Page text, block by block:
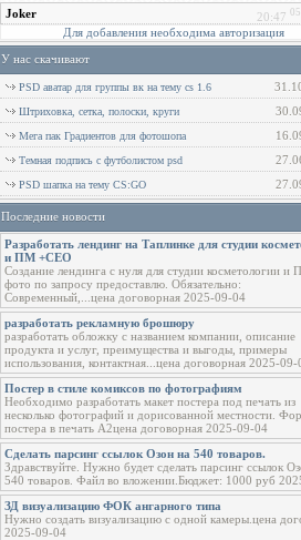
Для добавления необходима авторизация
У нас скачивают
PSD аватар для группы вк на тему cs 1.6
Штриховка, сетка, полоски, круги
Мега пак Градиентов для фотошопа
Темная подпись с футболистом psd
PSD шапка на тему CS:GO
Последние новости
Разработать лендинг на Таплинке для студии
и ПМ +СЕО
Создание лендинга с нуля для студии косметологии и
фото по запросу предоставлю. Обязательно:
Современный,...цена договорная 2025-09-04
разработать рекламную брошюру
разработать обложку с названием компании, описание
продукта и услуг, преимущества и выгоды, примеры
использования, контактная...цена договорная 2025-09-
Постер в стиле комиксов по фотографиям
Необходимо разработать макет постера под печать из
несколько фотографий и дорисованной местности.
постера в печать А2цена договорная 2025-09-04
Сделать парсинг ссылок Озон на 540 товаров.
Здравствуйте. Нужно будет сделать парсинг ссылок
540 товаров. Файл во вложении.Бюджет: 1000 руб
ЗД визуализацию ФОК ангарного типа
Нужно создать визуализацию с одной камеры.цена
2025-09-04